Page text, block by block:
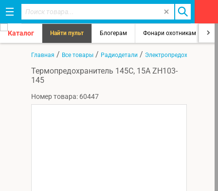
Каталог Найти пульт Блогерам Фонари охотникам
Главная / Все товары / Радиодетали / Электропредохранители
Термопредохранитель 145C, 15А ZH103-
145
Номер товара: 60447